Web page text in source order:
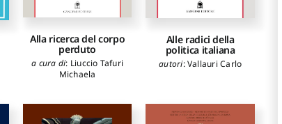
Alla ricerca del corpo
perduto
a cura di: Liuccio Tafuri
Michaela
Alle radici della
politica italiana
autori:Vallauri Carlo